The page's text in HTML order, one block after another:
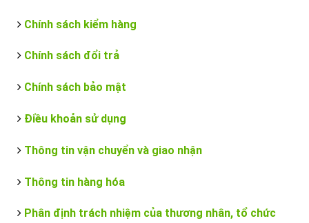
Chính sách kiểm hàng
Chính sách đổi trả
Chính sách bảo mật
Điều khoản sử dụng
Thông tin vận chuyển và giao nhận
Thông tin hàng hóa
Phân định trách nhiệm của thương nhân, tổ chức